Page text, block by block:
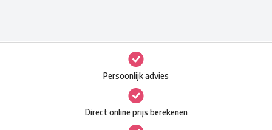
variaties.
Deze
optie
kan
gekozen
Persoonlijk advies
Direct online prijs berekenen